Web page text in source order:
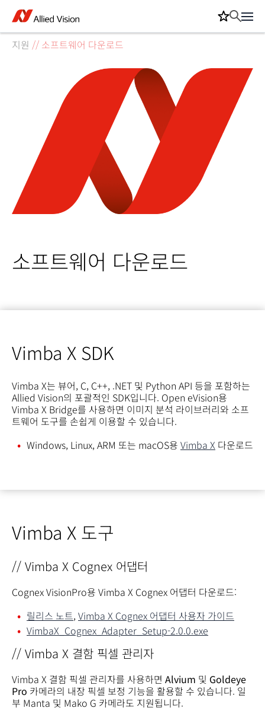
지원 // 소프트웨어 다운로드
소프트웨어 다운로드
Vimba X SDK
Vimba X는 뷰어, C, C++, .NET 및 Python API 등을 포함하는
Allied Vision의 포괄적인 SDK입니다. Open eVision용
Vimba X Bridge를 사용하면 이미지 분석 라이브러리와 소프
트웨어 도구를 손쉽게 이용할 수 있습니다.
Windows, Linux, ARM 또는 macOS용 Vimba X 다운로드
Vimba X 도구
// Vimba X Cognex 어댑터
Cognex VisionPro용 Vimba X Cognex 어댑터 다운로드:
릴리스 노트, Vimba X Cognex 어댑터 사용자 가이드
VimbaX_Cognex_Adapter_Setup-2.0.0.exe
// Vimba X 결함 픽셀 관리자
Vimba X 결함 픽셀 관리자를 사용하면 Alvium 및 Goldeye
Pro 카메라의 내장 픽셀 보정 기능을 활용할 수 있습니다. 일
부 Manta 및 Mako G 카메라도 지원됩니다.